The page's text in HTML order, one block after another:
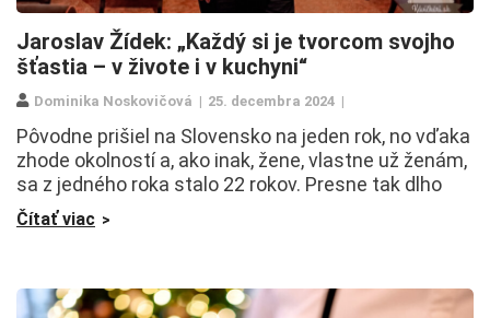
Jaroslav Žídek: „Každý si je tvorcom svojho
šťastia – v živote i v kuchyni“
Dominika Noskovičová 25. decembra 2024
Pôvodne prišiel na Slovensko na jeden rok, no vďaka
zhode okolností a, ako inak, žene, vlastne už ženám,
sa z jedného roka stalo 22 rokov. Presne tak dlho
Čítať viac